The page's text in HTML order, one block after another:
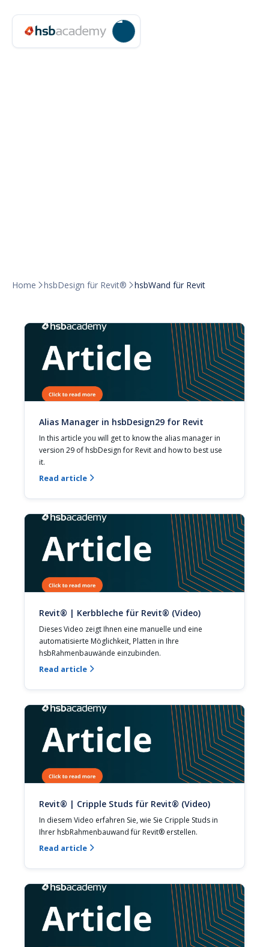
Home hsbDesign für Revit® hsbWand für Revit
Alias Manager in hsbDesign29 for Revit
In this article you will get to know the alias manager in
version 29 of hsbDesign for Revit and how to best use
it.
Read article 
Revit® | Kerbbleche für Revit® (Video)
Dieses Video zeigt Ihnen eine manuelle und eine
automatisierte Möglichkeit, Platten in Ihre
hsbRahmenbauwände einzubinden.
Read article 
Revit® | Cripple Studs für Revit® (Video)
In diesem Video erfahren Sie, wie Sie Cripple Studs in
Ihrer hsbRahmenbauwand für Revit® erstellen.
Read article 